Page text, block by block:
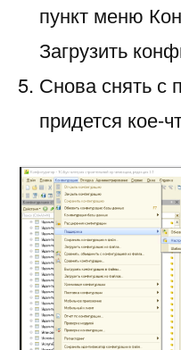
пункт меню
Загрузить
Снова снять с
придется кое-